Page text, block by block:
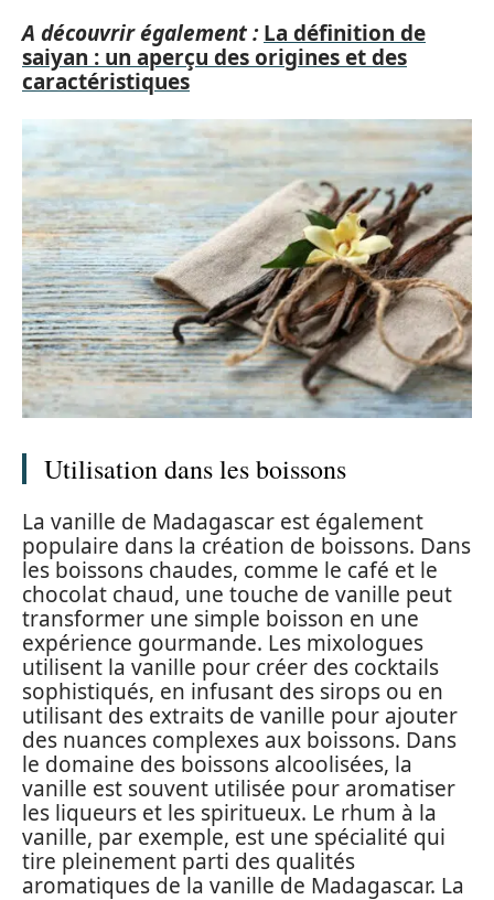
A découvrir également : La définition de
saiyan : un aperçu des origines et des
caractéristiques
Utilisation dans les boissons
La vanille de Madagascar est également
populaire dans la création de boissons. Dans
les boissons chaudes, comme le café et le
chocolat chaud, une touche de vanille peut
transformer une simple boisson en une
expérience gourmande. Les mixologues
utilisent la vanille pour créer des cocktails
sophistiqués, en infusant des sirops ou en
utilisant des extraits de vanille pour ajouter
des nuances complexes aux boissons. Dans
le domaine des boissons alcoolisées, la
vanille est souvent utilisée pour aromatiser
les liqueurs et les spiritueux. Le rhum à la
vanille, par exemple, est une spécialité qui
tire pleinement parti des qualités
aromatiques de la vanille de Madagascar. La